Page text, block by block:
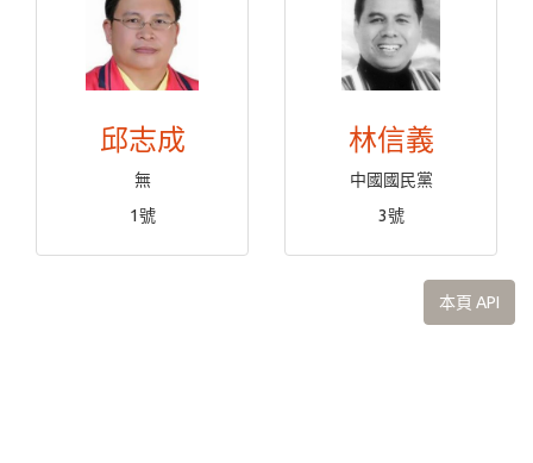
邱志成
無
1號
林信義
中國國民黨
3號
本頁 API